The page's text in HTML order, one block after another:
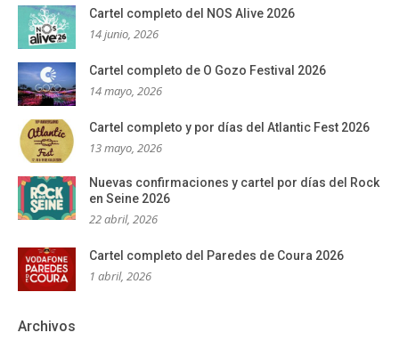
Cartel completo del NOS Alive 2026
14 junio, 2026
Cartel completo de O Gozo Festival 2026
14 mayo, 2026
Cartel completo y por días del Atlantic Fest 2026
13 mayo, 2026
Nuevas confirmaciones y cartel por días del Rock
en Seine 2026
22 abril, 2026
Cartel completo del Paredes de Coura 2026
1 abril, 2026
Archivos